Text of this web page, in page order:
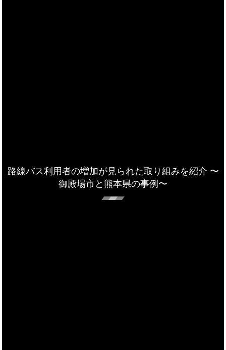
路線バス利用者の増加が見られた取り組みを紹介 〜
御殿場市と熊本県の事例〜